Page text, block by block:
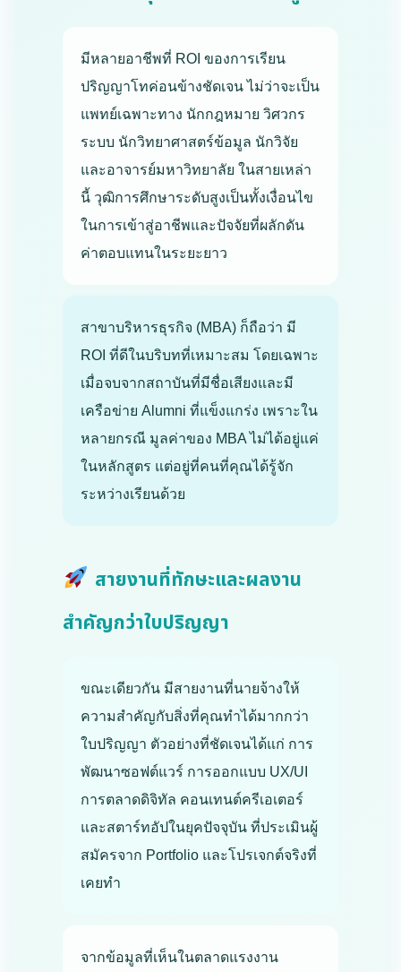
มีหลายอาชีพที่ ROI ของการเรียน
ปริญญาโทค่อนข้างชัดเจน ไม่ว่าจะเป็น
แพทย์เฉพาะทาง นักกฎหมาย วิศวกร
ระบบ นักวิทยาศาสตร์ข้อมูล นักวิจัย
และอาจารย์มหาวิทยาลัย ในสายเหล่า
นี้ วุฒิการศึกษาระดับสูงเป็นทั้งเงื่อนไข
ในการเข้าสู่อาชีพและปัจจัยที่ผลักดัน
ค่าตอบแทนในระยะยาว
สาขาบริหารธุรกิจ (MBA) ก็ถือว่า มี
ROI ที่ดีในบริบทที่เหมาะสม โดยเฉพาะ
เมื่อจบจากสถาบันที่มีชื่อเสียงและมี
เครือข่าย Alumni ที่แข็งแกร่ง เพราะใน
หลายกรณี มูลค่าของ MBA ไม่ได้อยู่แค่
ในหลักสูตร แต่อยู่ที่คนที่คุณได้รู้จัก
ระหว่างเรียนด้วย
สายงานที่ทักษะและผลงาน
สำคัญกว่าใบปริญญา
ขณะเดียวกัน มีสายงานที่นายจ้างให้
ความสำคัญกับสิ่งที่คุณทำได้มากกว่า
ใบปริญญา ตัวอย่างที่ชัดเจนได้แก่ การ
พัฒนาซอฟต์แวร์ การออกแบบ UX/UI
การตลาดดิจิทัล คอนเทนต์ครีเอเตอร์
และสตาร์ทอัปในยุคปัจจุบัน ที่ประเมินผู้
สมัครจาก Portfolio และโปรเจกต์จริงที่
เคยทำ
จากข้อมูลที่เห็นในตลาดแรงงาน